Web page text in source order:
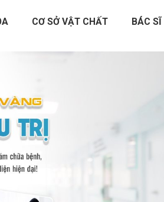
CƠ SỞ VẬT CHẤT BÁC SĨ